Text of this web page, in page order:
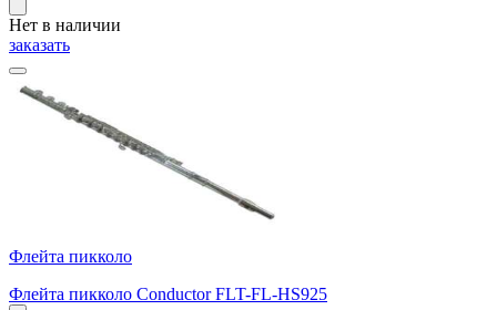
Нет в наличии
заказать
Флейта пикколо
Флейта пикколо Conductor FLT-FL-HS925